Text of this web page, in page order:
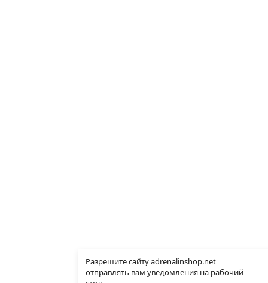
Разрешите сайту adrenalinshop.net
отправлять вам уведомления на рабочий